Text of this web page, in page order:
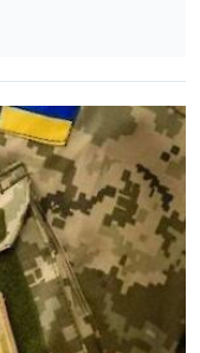
до ЗСУ: хто може